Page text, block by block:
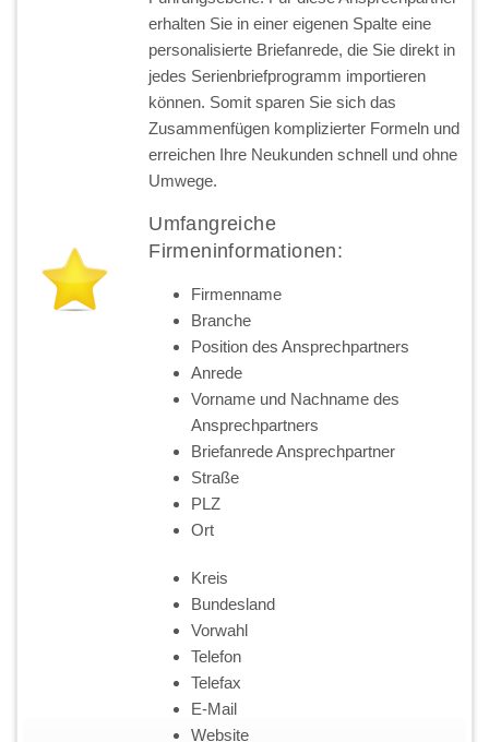
erhalten Sie in einer eigenen Spalte eine
personalisierte Briefanrede, die Sie direkt in
jedes Serienbriefprogramm importieren
können. Somit sparen Sie sich das
Zusammenfügen komplizierter Formeln und
erreichen Ihre Neukunden schnell und ohne
Umwege.
Umfangreiche
Firmeninformationen:
Firmenname
Branche
Position des Ansprechpartners
Anrede
Vorname und Nachname des
Ansprechpartners
Briefanrede Ansprechpartner
Straße
PLZ
Ort
Kreis
Bundesland
Vorwahl
Telefon
Telefax
E-Mail
Website